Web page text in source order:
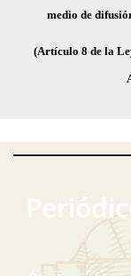
medio de
(Artículo 8 de la